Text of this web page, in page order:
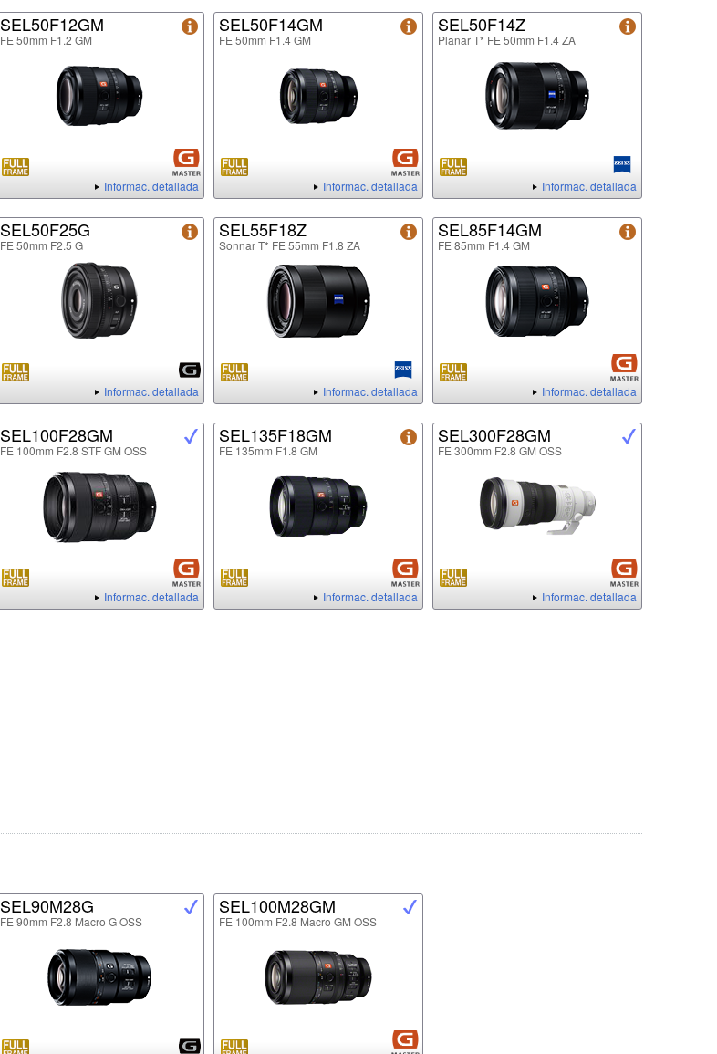
SEL50F12GM
FE 50mm F1.2 GM
Informac. detallada
SEL50F14GM
FE 50mm F1.4 GM
Informac. detallada
SEL50F14Z
Planar T* FE 50mm F1.4 ZA
Informac. detallada
SEL50F25G
FE 50mm F2.5 G
Informac. detallada
SEL55F18Z
Sonnar T* FE 55mm F1.8 ZA
Informac. detallada
SEL85F14GM
FE 85mm F1.4 GM
Informac. detallada
SEL100F28GM
FE 100mm F2.8 STF GM OSS
Informac. detallada
SEL135F18GM
FE 135mm F1.8 GM
Informac. detallada
SEL300F28GM
FE 300mm F2.8 GM OSS
Informac. detallada
SEL90M28G
FE 90mm F2.8 Macro G OSS
SEL100M28GM
FE 100mm F2.8 Macro GM OSS